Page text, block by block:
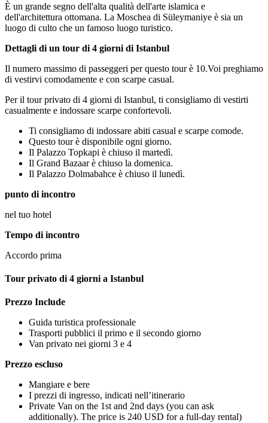
È un grande segno dell'alta qualità dell'arte islamica e
dell'architettura ottomana. La Moschea di Süleymaniye è sia un
luogo di culto che un famoso luogo turistico.
Dettagli di un tour di 4 giorni di Istanbul
Il numero massimo di passeggeri per questo tour è 10.Voi preghiamo
di vestirvi comodamente e con scarpe casual.
Per il tour privato di 4 giorni di Istanbul, ti consigliamo di vestirti
casualmente e indossare scarpe confortevoli.
Ti consigliamo di indossare abiti casual e scarpe comode.
Questo tour è disponibile ogni giorno.
Il Palazzo Topkapi è chiuso il martedì.
Il Grand Bazaar è chiuso la domenica.
Il Palazzo Dolmabahce è chiuso il lunedì.
punto di incontro
nel tuo hotel
Tempo di incontro
Accordo prima
Tour privato di 4 giorni a Istanbul
Prezzo Include
Guida turistica professionale
Trasporti pubblici il primo e il secondo giorno
Van privato nei giorni 3 e 4
Prezzo escluso
Mangiare e bere
I prezzi di ingresso, indicati nell’itinerario
Private Van on the 1st and 2nd days (you can ask
additionally). The price is 240 USD for a full-day rental)